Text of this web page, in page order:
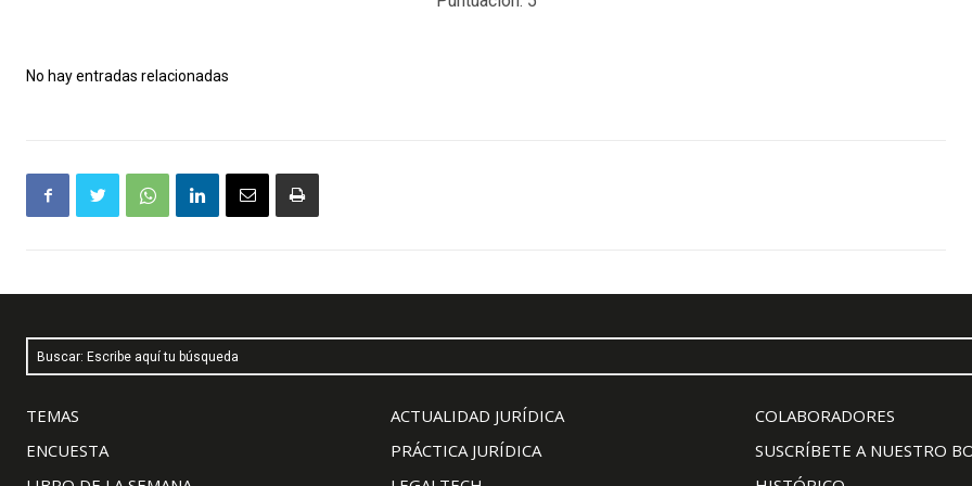
No hay entradas relacionadas
Buscar: Escribe aquí tu búsqueda
TEMAS
ENCUESTA
ACTUALIDAD JURÍDICA
PRÁCTICA JURÍDICA
COLABORADORES
SUSCRÍBETE A NUESTRO